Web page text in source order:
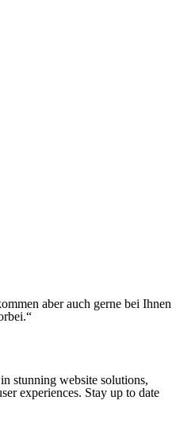
aber auch gerne bei Ihnen
stunning website solutions,
experiences. Stay up to date